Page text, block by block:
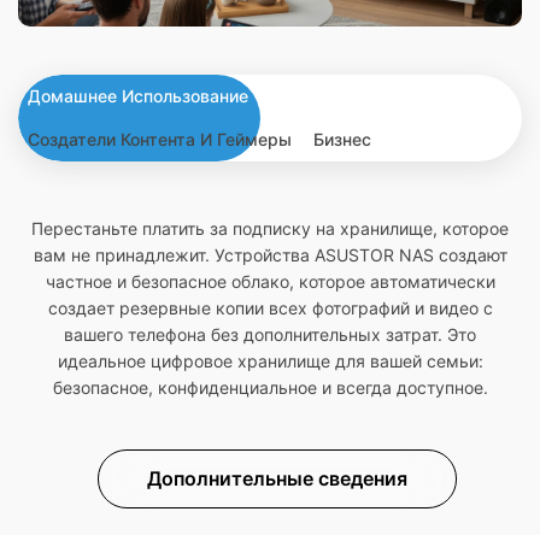
Домашнее Использование
Создатели Контента И Геймеры Бизнес
Перестаньте платить за подписку на хранилище, которое
вам не принадлежит. Устройства ASUSTOR NAS создают
частное и безопасное облако, которое автоматически
создает резервные копии всех фотографий и видео с
вашего телефона без дополнительных затрат. Это
идеальное цифровое хранилище для вашей семьи:
безопасное, конфиденциальное и всегда доступное.
Дополнительные сведения